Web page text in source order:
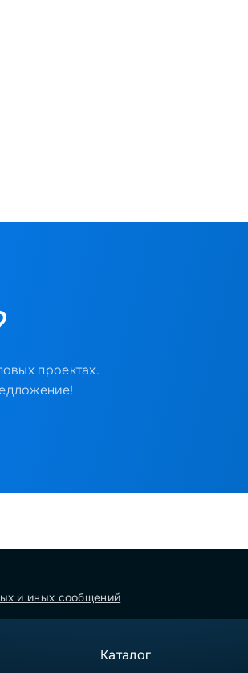
проектах.
и иных сообщений
Каталог